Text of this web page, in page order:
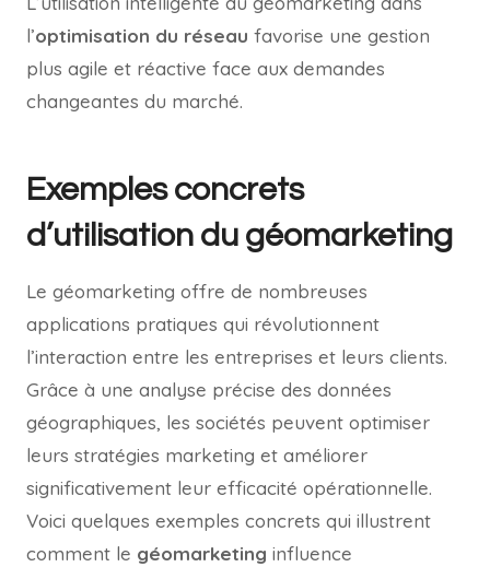
l’optimisation du réseau favorise une gestion
plus agile et réactive face aux demandes
changeantes du marché.
Exemples concrets
d’utilisation du géomarketing
Le géomarketing offre de nombreuses
applications pratiques qui révolutionnent
l’interaction entre les entreprises et leurs clients.
Grâce à une analyse précise des données
géographiques, les sociétés peuvent optimiser
leurs stratégies marketing et améliorer
significativement leur efficacité opérationnelle.
Voici quelques exemples concrets qui illustrent
comment le géomarketing influence